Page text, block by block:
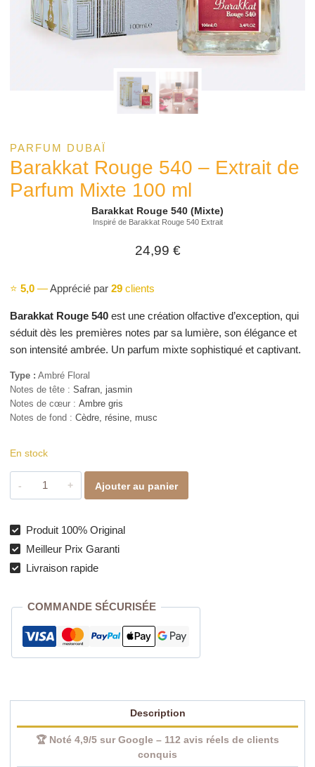
PARFUM DUBAÏ
Barakkat Rouge 540 – Extrait de
Parfum Mixte 100 ml
Barakkat Rouge 540 (Mixte)
Inspiré de Barakkat Rouge 540 Extrait
24,99 €
⭐ 5,0—Apprécié par 29clients
Barakkat Rouge 540 est une création olfactive d’exception, qui
séduit dès les premières notes par sa lumière, son élégance et
son intensité ambrée. Un parfum mixte sophistiqué et captivant.
Type : Ambré Floral
Notes de tête : Safran, jasmin
Notes de cœur : Ambre gris
Notes de fond : Cèdre, résine, musc
En stock
quantité
de
Rouge
540
–
Parfum
Mixte
100
Ajouter au panier
Produit 100% Original
Meilleur Prix Garanti
Livraison rapide
COMMANDE SÉCURISÉE
Description
🏆 Noté 4,9/5 sur Google – 112 avis réels de clients
conquis